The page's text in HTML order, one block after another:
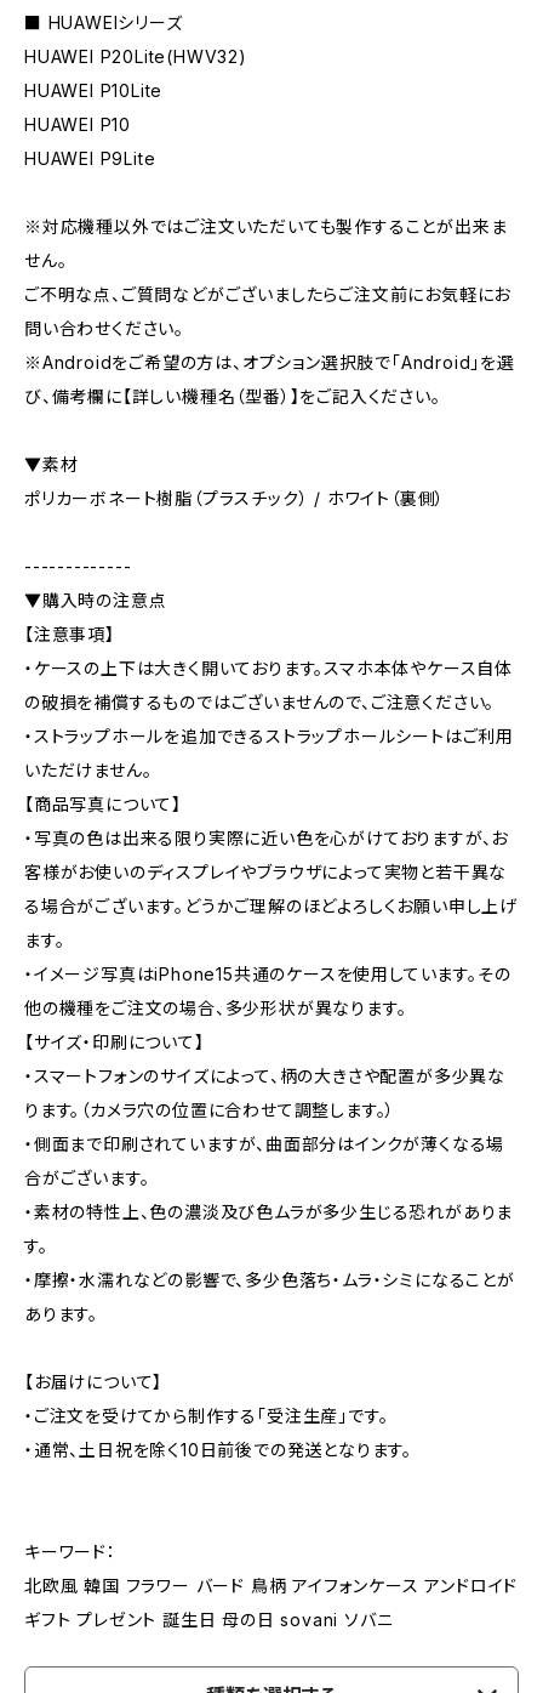
■ HUAWEIシリーズ
HUAWEI P20Lite(HWV32)
HUAWEI P10Lite
HUAWEI P10
HUAWEI P9Lite
※対応機種以外ではご注文いただいても製作することが出来ま
せん。
ご不明な点、ご質問などがございましたらご注文前にお気軽にお
問い合わせください。
※Androidをご希望の方は、オプション選択肢で「Android」を選
び、備考欄に【詳しい機種名（型番）】をご記入ください。
▼素材
ポリカーボネート樹脂（プラスチック） / ホワイト（裏側）
-------------
▼購入時の注意点
【注意事項】
・ケースの上下は大きく開いております。スマホ本体やケース自体
の破損を補償するものではございませんので、ご注意ください。
・ストラップホールを追加できるストラップホールシートはご利用
いただけません。
【商品写真について】
・写真の色は出来る限り実際に近い色を心がけておりますが、お
客様がお使いのディスプレイやブラウザによって実物と若干異な
る場合がございます。どうかご理解のほどよろしくお願い申し上げ
ます。
・イメージ写真はiPhone15共通のケースを使用しています。その
他の機種をご注文の場合、多少形状が異なります。
【サイズ・印刷について】
・スマートフォンのサイズによって、柄の大きさや配置が多少異な
ります。（カメラ穴の位置に合わせて調整します。）
・側面まで印刷されていますが、曲面部分はインクが薄くなる場
合がございます。
・素材の特性上、色の濃淡及び色ムラが多少生じる恐れがありま
す。
・摩擦・水濡れなどの影響で、多少色落ち・ムラ・シミになることが
あります。
【お届けについて】
・ご注文を受けてから制作する「受注生産」です。
・通常、土日祝を除く10日前後での発送となります。
キーワード：
北欧風 韓国 フラワー バード 鳥柄 アイフォンケース アンドロイド
ギフト プレゼント 誕生日 母の日 sovani ソバニ